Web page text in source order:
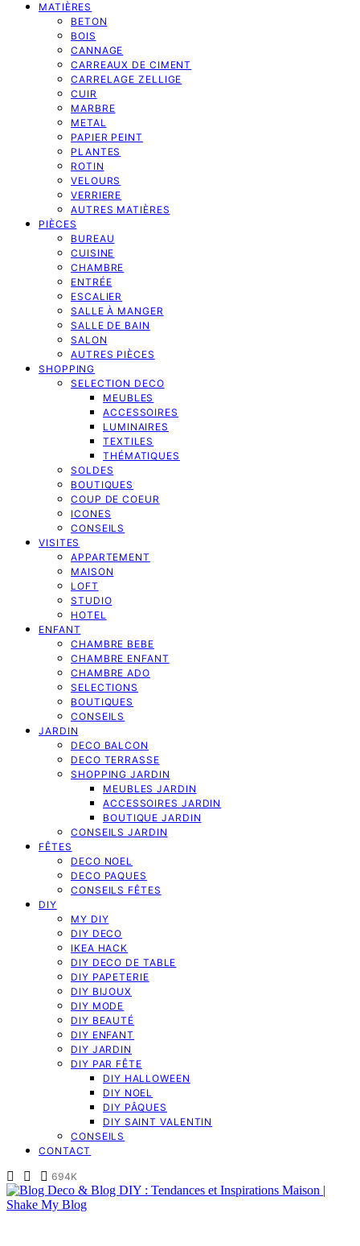
MATIÈRES
BETON
BOIS
CANNAGE
CARREAUX DE CIMENT
CARRELAGE ZELLIGE
CUIR
MARBRE
METAL
PAPIER PEINT
PLANTES
ROTIN
VELOURS
VERRIERE
AUTRES MATIÈRES
PIÈCES
BUREAU
CUISINE
CHAMBRE
ENTRÉE
ESCALIER
SALLE À MANGER
SALLE DE BAIN
SALON
AUTRES PIÈCES
SHOPPING
SELECTION DECO
MEUBLES
ACCESSOIRES
LUMINAIRES
TEXTILES
THÉMATIQUES
SOLDES
BOUTIQUES
COUP DE COEUR
ICONES
CONSEILS
VISITES
APPARTEMENT
MAISON
LOFT
STUDIO
HOTEL
ENFANT
CHAMBRE BEBE
CHAMBRE ENFANT
CHAMBRE ADO
SELECTIONS
BOUTIQUES
CONSEILS
JARDIN
DECO BALCON
DECO TERRASSE
SHOPPING JARDIN
MEUBLES JARDIN
ACCESSOIRES JARDIN
BOUTIQUE JARDIN
CONSEILS JARDIN
FÊTES
DECO NOEL
DECO PAQUES
CONSEILS FÊTES
DIY
MY DIY
DIY DECO
IKEA HACK
DIY DECO DE TABLE
DIY PAPETERIE
DIY BIJOUX
DIY MODE
DIY BEAUTÉ
DIY ENFANT
DIY JARDIN
DIY PAR FÊTE
DIY HALLOWEEN
DIY NOEL
DIY PÂQUES
DIY SAINT VALENTIN
CONSEILS
CONTACT
694K